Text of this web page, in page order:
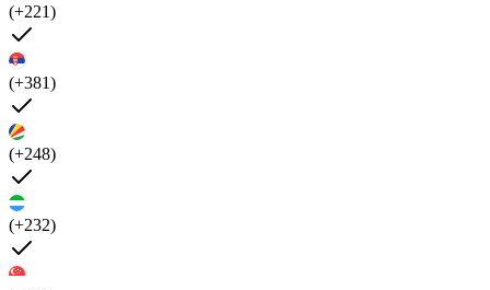
(+221)
(+381)
(+248)
(+232)